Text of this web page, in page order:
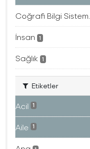
Coğrafi Bilgi Sistem...
İnsan 1
Sağlık 1
Etiketler
Acil 1
Aile 1